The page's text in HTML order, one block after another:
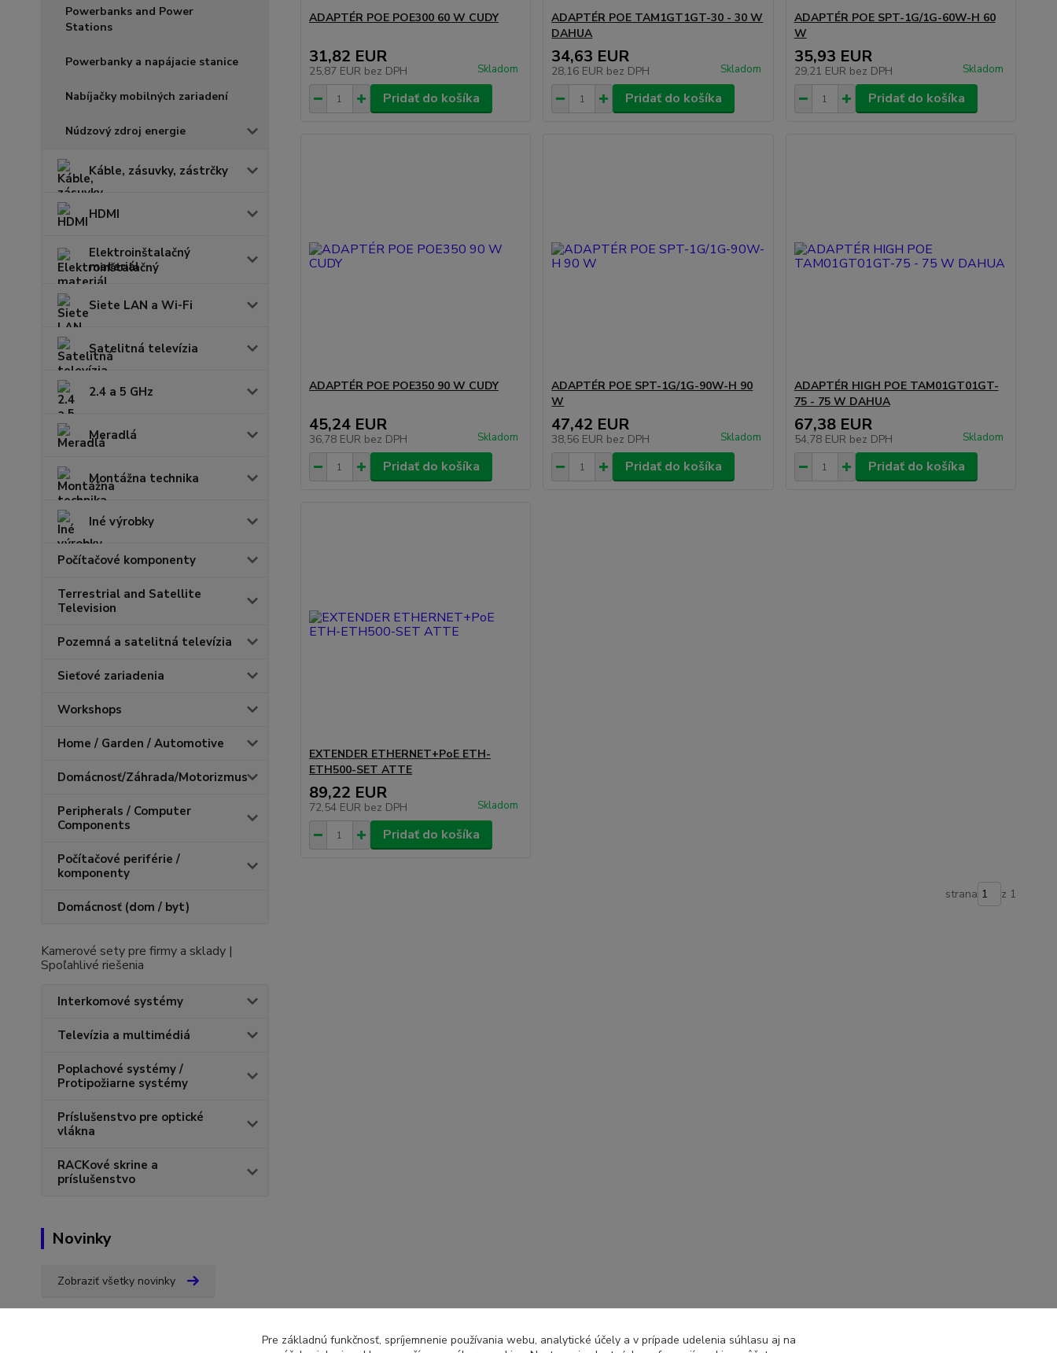
Powerbanks and Power
Stations
Powerbanky a napájacie stanice
Nabíjačky mobilných zariadení
Núdzový zdroj energie
Káble, zásuvky, zástrčky
HDMI
Elektroinštalačný
materiál
Siete LAN a Wi-Fi
Satelitná televízia
2.4 a 5 GHz
Meradlá
Montážna technika
Iné výrobky
Počítačové komponenty
Terrestrial and Satellite
Television
Pozemná a satelitná televízia
Sieťové zariadenia
Workshops
Home / Garden / Automotive
Domácnosť/Záhrada/Motorizmus
Peripherals / Computer
Components
Počítačové periférie /
komponenty
Domácnosť (dom / byt)
Kamerové sety pre firmy a sklady |
Spoľahlivé riešenia
Interkomové systémy
Televízia a multimédiá
Poplachové systémy /
Protipožiarne systémy
Príslušenstvo pre optické
vlákna
RACKové skrine a
príslušenstvo
Novinky
Zobraziť všetky novinky
ADAPTÉR POE POE300 60 W CUDY
31,82 EUR
25,87 EUR bez DPH Skladom
Pridať do košíka
ADAPTÉR POE TAM1GT1GT-30 - 30 W
DAHUA
34,63 EUR
28,16 EUR bez DPH Skladom
Pridať do košíka
ADAPTÉR POE SPT-1G/1G-60W-H 60
W
35,93 EUR
29,21 EUR bez DPH Skladom
Pridať do košíka
ADAPTÉR POE POE350 90 W CUDY
45,24 EUR
36,78 EUR bez DPH Skladom
Pridať do košíka
ADAPTÉR POE SPT-1G/1G-90W-H 90
W
47,42 EUR
38,56 EUR bez DPH Skladom
Pridať do košíka
ADAPTÉR HIGH POE TAM01GT01GT-
75 - 75 W DAHUA
67,38 EUR
54,78 EUR bez DPH Skladom
Pridať do košíka
EXTENDER ETHERNET+PoE ETH-
ETH500-SET ATTE
89,22 EUR
72,54 EUR bez DPH Skladom
Pridať do košíka
strana z 1
Pre základnú funkčnosť, spríjemnenie používania webu, analytické účely a v prípade udelenia súhlasu aj na